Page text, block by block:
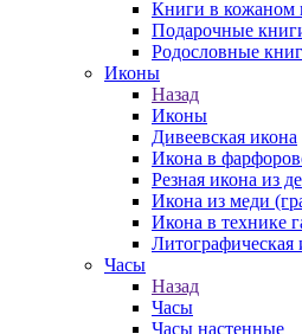
Книги в кожаном
Подарочные
Родословные
Иконы
Назад
Иконы
Дивеевская икона
Икона в
Резная икона из
Икона из меди
Икона в технике
Литографическая
Часы
Назад
Часы
Часы настенные